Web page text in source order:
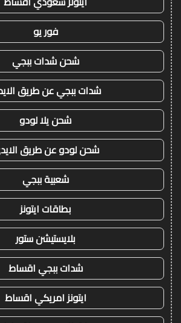
فور يو
شحن شدات ببجي
شدات ببجي عن طريق
شحن يلا لودو
شحن لودو عن طريق
شعبية ببجي
بطاقات ايتونز
بلايستيشن ستور
شدات ببجي اقساط
ايتونز امريكي اقساط